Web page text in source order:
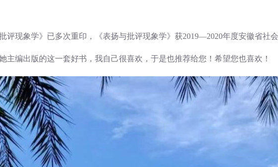
现象学》已多次重印，《表扬与批评现象学》获2019—2020年度安徽省社会
编出版的这一套好书，我自己很喜欢，于是也推荐给您！希望您也喜欢！